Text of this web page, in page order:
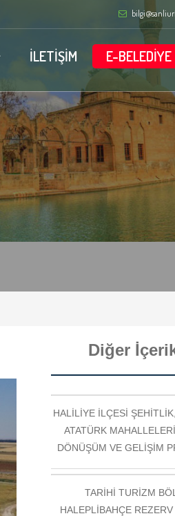
İLETİŞİM E-BELEDİYE
Diğer
HALİLİYE İLÇESİ
ATATÜRK
DÖNÜŞÜM VE GELİŞİM
TARİHİ TURİZM
HALEPLİBAHÇE REZERV